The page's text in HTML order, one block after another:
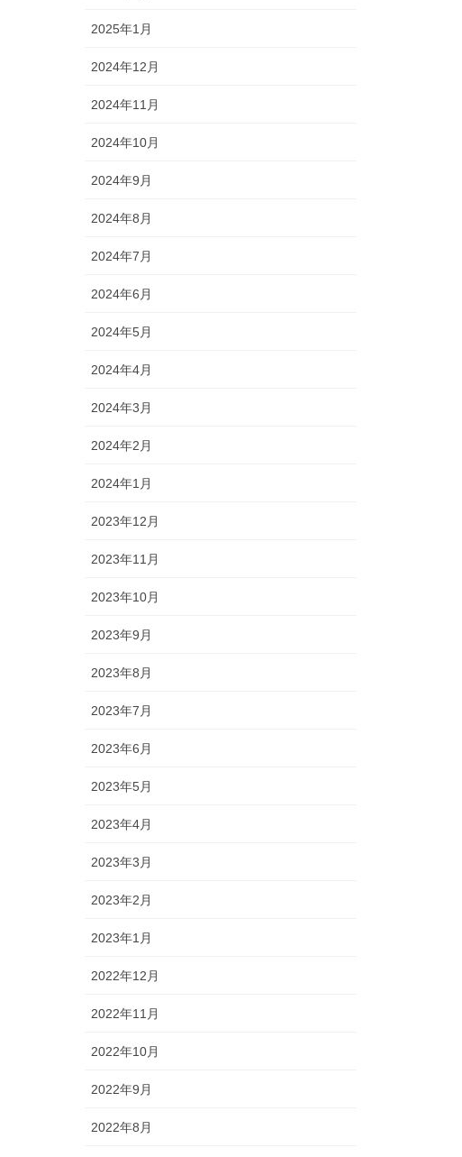
2025年1月
2024年12月
2024年11月
2024年10月
2024年9月
2024年8月
2024年7月
2024年6月
2024年5月
2024年4月
2024年3月
2024年2月
2024年1月
2023年12月
2023年11月
2023年10月
2023年9月
2023年8月
2023年7月
2023年6月
2023年5月
2023年4月
2023年3月
2023年2月
2023年1月
2022年12月
2022年11月
2022年10月
2022年9月
2022年8月